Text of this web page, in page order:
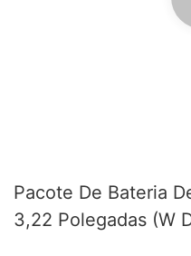
Pacote De Bateria
3,22 Polegadas (W